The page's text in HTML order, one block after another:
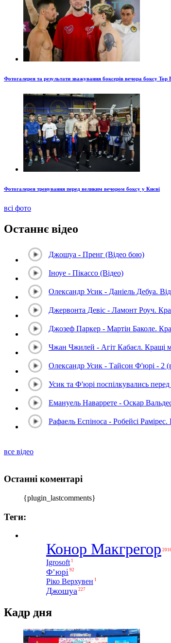
Фотогалерея та результати зважування боксерів вечора боксу
Фотогалерея тренування перед великим вечором боксу у Києві
всі фото
Останнє відео
Джошуа - Пренг (Відео бою)
Іноуе - Пікассо (Відео)
Олександр Усик - Даніель Дебуа.
Джервонта Девіс - Ламонт Роуч.
Джозеф Паркер - Мартін Баколе.
Чжан Чжилей - Агіт Кабаєл.
Олександр Усик - Тайсон Ф'юрі - 2
Усик та Ф'юрі поспілкувались перед
Емануель Наваррете - Оскар
Рафаель Еспіноса - Робейсі
все відео
Останні коментарі
{plugin_lastcomments}
Теги:
Конор Макгрегор
Igrosoft 1
Ф’юрі 92
Ріко Верхувен 1
Джошуа 227
Кадр дня